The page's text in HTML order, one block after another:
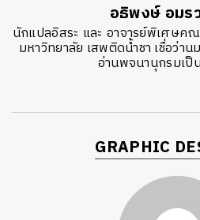
อธิพงษ์ อมร
นักแปลอิสระ และ อาจารย์พิเศษ
มหาวิทยาลัย เสพติดน้ำชา เชื่อว่า
อ่านพจนานุกรมเป็
GRAPHIC